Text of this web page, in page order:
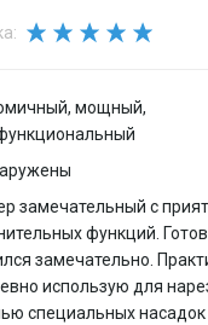
мощный,
замечательный с
функций.
замечательно.
использую для
специальных насадок